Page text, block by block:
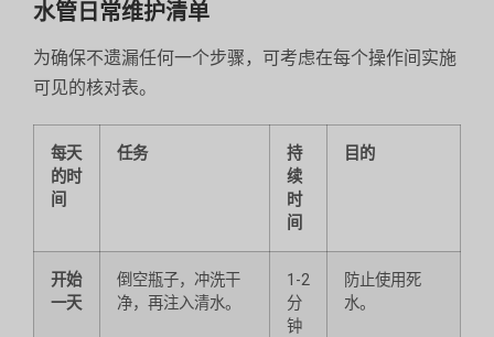
水管日常维护清单
为确保不遗漏任何一个步骤，可考虑在每个操作间实施
可见的核对表。
每天
的时
间
任务
持
续
时
间
目的
开始
一天
倒空瓶子，冲洗干
净，再注入清水。
1-2
分
钟
防止使用死
水。